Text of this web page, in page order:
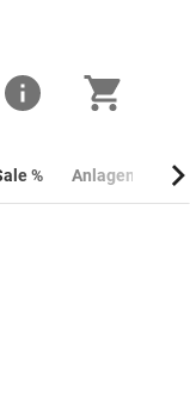
% Anlagemünzen